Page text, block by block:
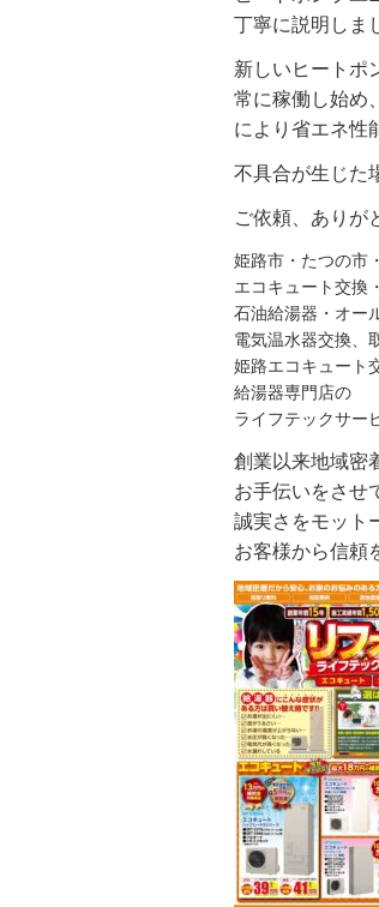
丁寧に説明しま
新しいヒートポ
常に稼働し始め
により省エネ性
不具合が生じた
ご依頼、ありが
姫路市・たつの市
エコキュート交換
石油給湯器・オー
電気温水器交換、
姫路エコキュート
給湯器専門店の
ライフテックサー
創業以来地域密
お手伝いをさせ
誠実さをモット
お客様から信頼